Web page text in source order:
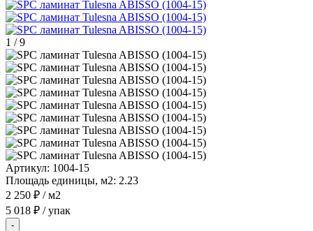
1 /9
Артикул: 1004-15
Площадь единицы, м2: 2.23
2 250 ₽ / м2
5 018 ₽ / упак
-